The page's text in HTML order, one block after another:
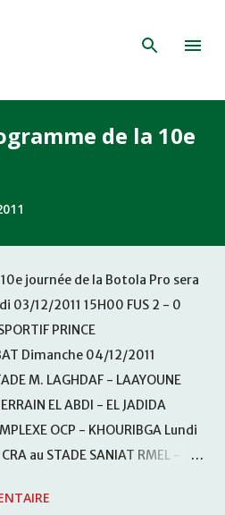
de la 10e
journée de la Botola Pro sera
03/12/2011 15H00 FUS 2 - 0
PRINCE
Dimanche 04/12/2011
M. LAGHDAF - LAAYOUNE
EL ABDI - EL JADIDA
OCP - KHOURIBGA Lundi
au STADE SANIAT RMEL -
15H00 WAF - OCS au